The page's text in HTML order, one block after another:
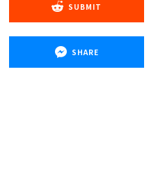
SUBMIT
SHARE